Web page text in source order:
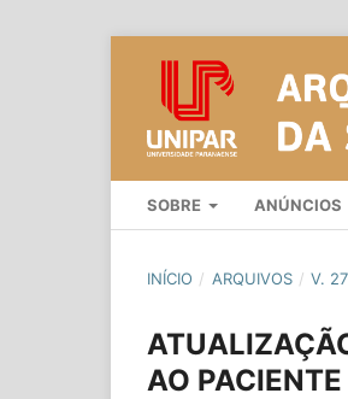
SOBRE ANÚNCIOS
INÍCIO / ARQUIVOS / V.
AO